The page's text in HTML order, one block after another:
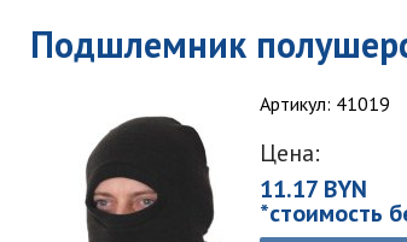
Подшлемник
Артикул: 41019
Цена:
11.17 BYN
*стоимость